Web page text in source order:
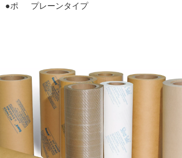
プレーンタイプ